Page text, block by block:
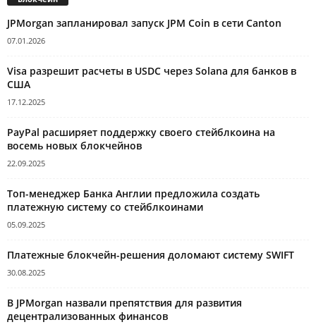
JPMorgan запланировал запуск JPM Coin в сети Canton
07.01.2026
Visa разрешит расчеты в USDC через Solana для банков в
США
17.12.2025
PayPal расширяет поддержку своего стейблкоина на
восемь новых блокчейнов
22.09.2025
Топ-менеджер Банка Англии предложила создать
платежную систему со стейблкоинами
05.09.2025
Платежные блокчейн-решения доломают систему SWIFT
30.08.2025
В JPMorgan назвали препятствия для развития
децентрализованных финансов